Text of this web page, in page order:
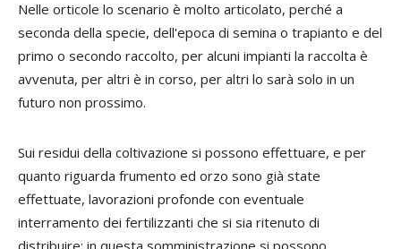
Nelle orticole lo scenario è molto articolato, perché a
seconda della specie, dell'epoca di semina o trapianto e del
primo o secondo raccolto, per alcuni impianti la raccolta è
avvenuta, per altri è in corso, per altri lo sarà solo in un
futuro non prossimo.
Sui residui della coltivazione si possono effettuare, e per
quanto riguarda frumento ed orzo sono già state
effettuate, lavorazioni profonde con eventuale
interramento dei fertilizzanti che si sia ritenuto di